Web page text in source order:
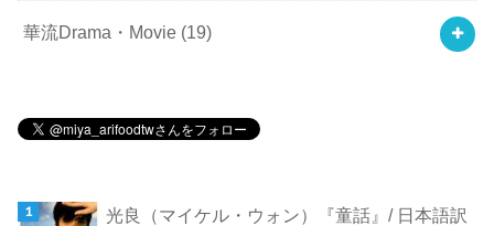
華流Drama・Movie (19)
光良（マイケル・ウォン）『童話』/ 日本語訳